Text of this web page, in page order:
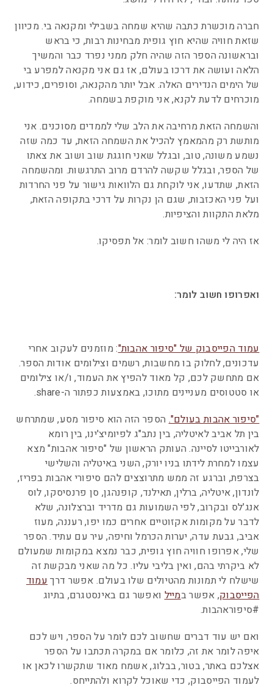
חברה מוכשרת כתבה שהיא שמחה בשבילי ומקנאה בי. מכיוון
שזאת חוויה שהיא חוץ גופית מבחינות רבות, כי בראש
ובראשונה הספר הזה שהיה חלק ממני נפרד כבר והמשיך
הלאה ועושה את דרכו בעולם, אז גם אני מקנאה למפרע בי
של הימים הנדירים האלה. אבל יותר מהקנאה, וסופרים, כידוע,
מוכרחים לדעת לקנא, אני מוקפת בשמחה.
והשמחה הזאת מרחיבה את הלב שלי לממדים מסוכנים. אני
מותשת רק מהמאמץ להכיל את השמחה הזאת, עד כמה שזה
נשמע משונה, טוב, ובגלל שאני חוגגת שוב ושוב את צאתו
של הספר, ובגלל שקשה להרדם מרוב התרגשות. ומהשמחה
הזאת, שתדעו, אני לוקחת גם הלוואות גישור על פני החרדות
ועל פני האכזבות, שגם הן נקרות על דרכי בתקופה הזאת,
מלאת התקוות והציפיות.
אז היה לי משהו חשוב לומר: אל תפסיקו.
ואפרופו חשוב לומר:
עמוד הפייסבוק של "סיפור אהבות": מוזמנים לעקוב אחרי
עדכונים, לחלוק בו מחשבות, רשמים וצילומים אודות הספר.
אם מתחשק לכם, קל מאוד להפיץ את העמוד, ו/או צילומים
או סטטוסים מעניינים מתוכו, באמצעות כפתור ה-share.
"סיפור אהבות בעולם".הספר הזה הוא סיפור מסע, שמתרחש
בין תל אביב לאיטליה, בין נתב"ג לפיומיצ'ינו, בין רומא
לאורבייטו לסיינה. העותק הראשון של "סיפור אהבות" מצא
עצמו למחרת לידתו בניו יורק, השני באיטליה והשלישי
בצרפת, וברגע זה ממש מתרוצצים להם סיפורי אהבות בפריז,
לונדון, איטליה, ברלין, תאילנד, קופנהגן, סן פרנסיסקו, לוס
אנג'לס ובקרוב, לפי השמועות גם מדריד וברצלונה, שלא
לדבר על מקומות אקזוטיים אחרים כמו יפו, רעננה, מעוז
אביב, גבעת עדה, יערות הכרמל וחיפה, עיר עם עתיד. הספר
שלי, אפרופו חוויה חוץ גופית, כבר נמצא במקומות שמעולם
לא ביקרתי בהם, ואין בליבי עליו. כל מה שאני מבקשת זה
שישלח לי תמונות מהטיולים שלו בעולם. אפשר דרךעמוד
הפייסבוק, אפשר במיילואפשר גם באינסטגרם, בתיוג
#סיפוראהבות.
ואם יש עוד דברים שחשוב לכם לומר על הספר, ויש לכם
איפה לומר את זה, כלומר אם במקרה תכתבו על הספר
אצלכם באתר, בטור, בבלוג, אשמח מאוד שתקשרו לכאן או
לעמוד הפייסבוק, כדי שאוכל לקרוא ולהתייחס.